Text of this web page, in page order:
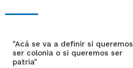
"Acá se va a definir si queremos
ser colonia o si queremos ser
patria"